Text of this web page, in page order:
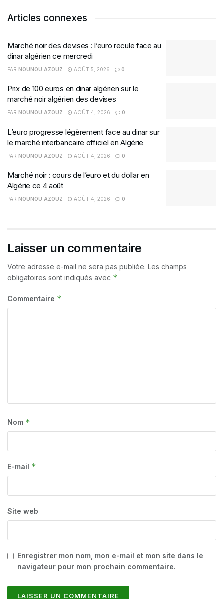
Articles connexes
Marché noir des devises : l’euro recule face au
dinar algérien ce mercredi
PAR NOUNOU AZOUZ AOÛT 5, 2026 0
Prix de 100 euros en dinar algérien sur le
marché noir algérien des devises
PAR NOUNOU AZOUZ AOÛT 4, 2026 0
L’euro progresse légèrement face au dinar sur
le marché interbancaire officiel en Algérie
PAR NOUNOU AZOUZ AOÛT 4, 2026 0
Marché noir : cours de l’euro et du dollar en
Algérie ce 4 août
PAR NOUNOU AZOUZ AOÛT 4, 2026 0
Laisser un commentaire
Votre adresse e-mail ne sera pas publiée. Les champs
obligatoires sont indiqués avec *
Commentaire *
Nom *
E-mail *
Site web
Enregistrer mon nom, mon e-mail et mon site dans le
navigateur pour mon prochain commentaire.